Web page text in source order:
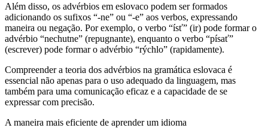
Além disso, os advérbios em eslovaco podem ser formados
adicionando os sufixos “-ne” ou “-e” aos verbos, expressando
maneira ou negação. Por exemplo, o verbo “ísť” (ir) pode formar o
advérbio “nechutne” (repugnante), enquanto o verbo “písať”
(escrever) pode formar o advérbio “rýchlo” (rapidamente).
Compreender a teoria dos advérbios na gramática eslovaca é
essencial não apenas para o uso adequado da linguagem, mas
também para uma comunicação eficaz e a capacidade de se
expressar com precisão.
A maneira mais eficiente de aprender um idioma